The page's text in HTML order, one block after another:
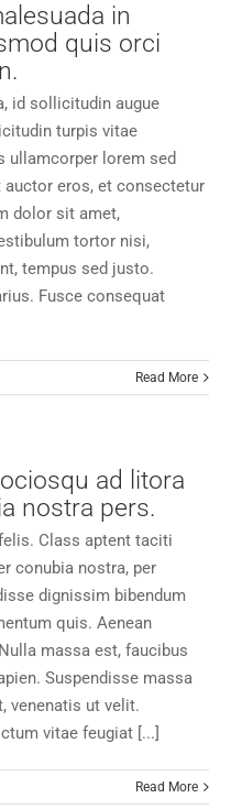
in
quis orci
id sollicitudin augue
turpis vitae
ullamcorper lorem sed
eros, et consectetur
dolor sit amet,
tortor nisi,
tempus sed justo.
Fusce consequat
Read More
ad litora
nostra pers.
Class aptent taciti
conubia nostra, per
dignissim bibendum
quis. Aenean
massa est, faucibus
Suspendisse massa
venenatis ut velit.
vitae feugiat [...]
Read More